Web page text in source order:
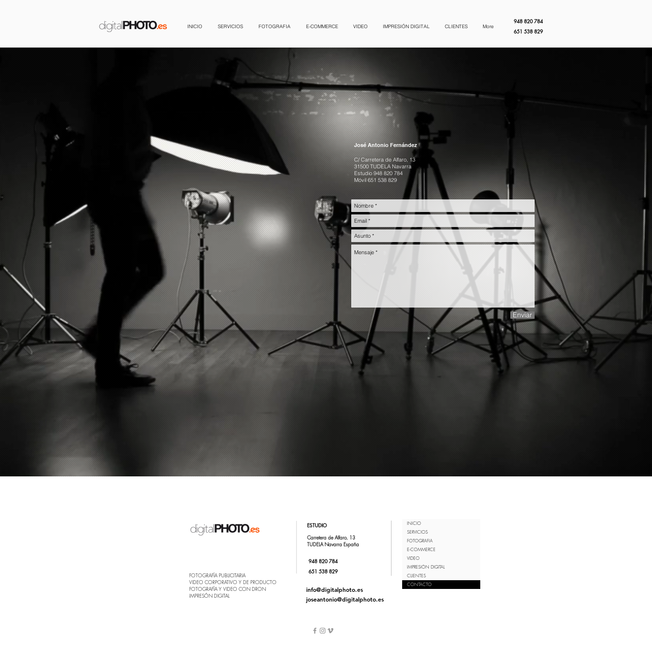
INICIO SERVICIOS FOTOGRAFIA E-COMMERCE VIDEO IMPRESIÓN DIGITAL CLIENTES More
948 820 784
651 538 829
José Antonio Fernández
C/ Carretera de Alfaro, 13
31500 TUDELA Navarra
Estudio 948 820 784
Móvil 651 538 829
Enviar
INICIO
SERVICIOS
FOTOGRAFIA
E-COMMERCE
VIDEO
IMPRESIÓN DIGITAL
CLIENTES
CONTACTO
ESTUDIO
Carretera de Alfaro, 13
TUDELA Navarra España
FOTOGRAFÍA PUBLICITARIA
VIDEO CORPORATIVO Y DE PRODUCTO
FOTOGRAFÍA Y VIDEO CON DRON
IMPRESÓN DIGITAL
info@digitalphoto.es
651 538 829
948 820 784
joseantonio@digitalphoto.es